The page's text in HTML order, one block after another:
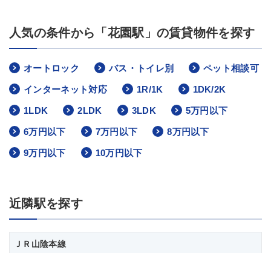
人気の条件から「花園駅」の賃貸物件を探す
オートロック バス・トイレ別 ペット相談可
インターネット対応 1R/1K 1DK/2K
1LDK 2LDK 3LDK 5万円以下
6万円以下 7万円以下 8万円以下
9万円以下 10万円以下
近隣駅を探す
ＪＲ山陰本線